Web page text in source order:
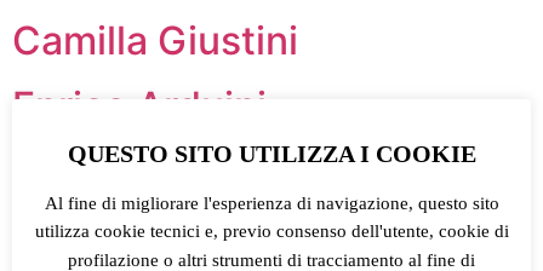
Camilla Giustini
Enrico Arduini
Fabio Giorgini
Martina Muzzi
QUESTO SITO UTILIZZA I COOKIE
Al fine di migliorare l'esperienza di navigazione, questo sito
utilizza cookie tecnici e, previo consenso dell'utente, cookie di
profilazione o altri strumenti di tracciamento al fine di